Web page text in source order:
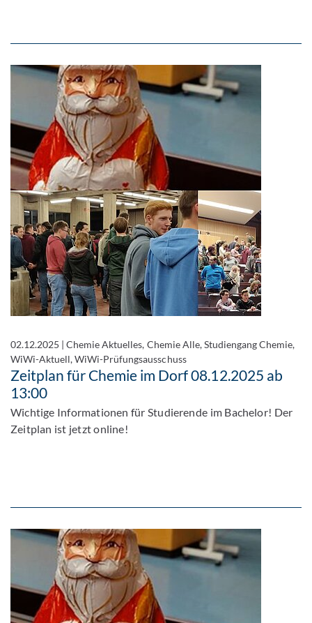
02.12.2025 |Chemie Aktuelles, Chemie Alle, Studiengang Chemie,
WiWi-Aktuell, WiWi-Prüfungsausschuss
Zeitplan für Chemie im Dorf 08.12.2025 ab
13:00
Wichtige Informationen für Studierende im Bachelor! Der
Zeitplan ist jetzt online!